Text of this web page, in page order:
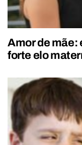
Amor de mãe:
forte elo